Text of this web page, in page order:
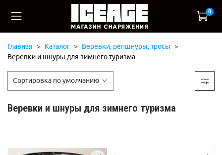
0
Главная Каталог
Веревки, репшнуры, тросы
Веревки и шнуры для зимнего туризма
Веревки и шнуры для зимнего туризма